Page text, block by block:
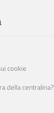
cookie
della centralina?